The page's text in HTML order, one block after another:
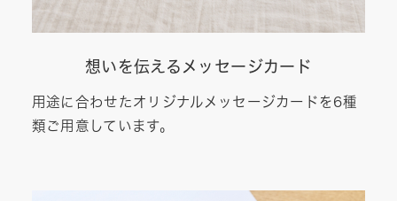
想いを伝えるメッセージカード
用途に合わせたオリジナルメッセージカードを6種
類ご用意しています。